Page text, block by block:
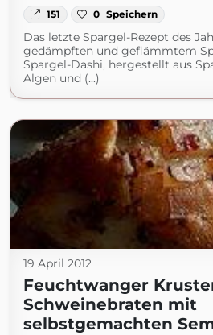
151 0 Speichern
Das letzte Spargel-Rezept des
gedämpften und geflämmtem
Spargel-Dashi, hergestellt aus
Algen und (...)
19 April 2012
Feuchtwanger
Schweinebraten mit
selbstgemachten